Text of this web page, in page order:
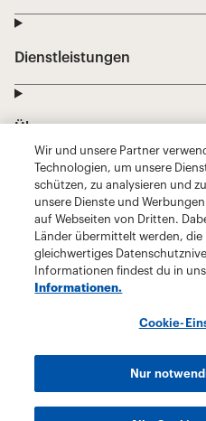
Wir und unsere Partner
Technologien, um unsere
schützen, zu analysieren und
unsere Dienste und
auf Webseiten von Dritten.
Länder übermittelt werden,
gleichwertiges
Informationen findest du in
Informationen.
Cookie-
Nur